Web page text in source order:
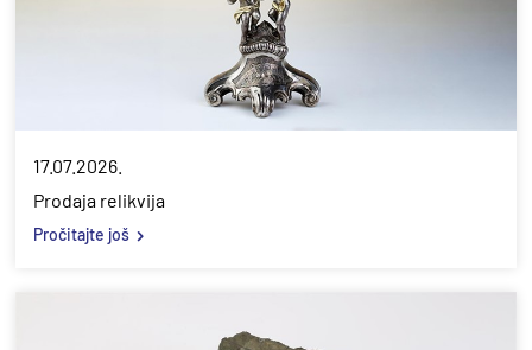
17.07.2026.
Prodaja relikvija
Pročitajte još